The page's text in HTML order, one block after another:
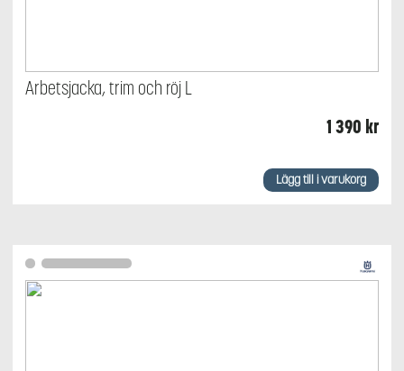
Arbetsjacka, trim och röj L
1 390 kr
Lägg till i varukorg